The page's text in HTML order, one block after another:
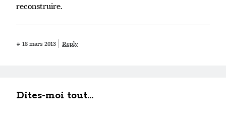
reconstruire.
# 18 mars 2013 Reply
Dites-moi tout...